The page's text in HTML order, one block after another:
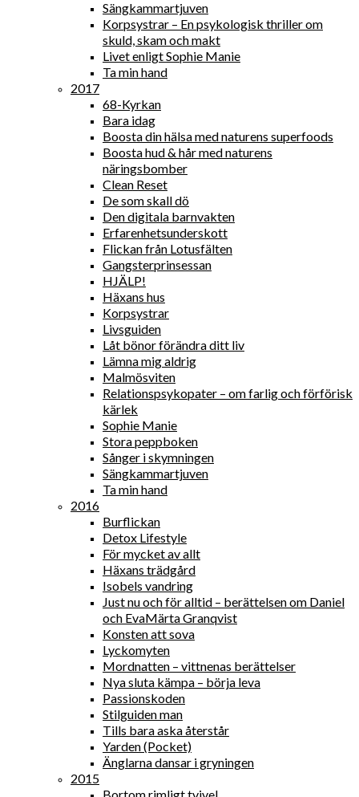
Sängkammartjuven
Korpsystrar – En psykologisk thriller om
skuld, skam och makt
Livet enligt Sophie Manie
Ta min hand
2017
68-Kyrkan
Bara idag
Boosta din hälsa med naturens superfoods
Boosta hud & hår med naturens
näringsbomber
Clean Reset
De som skall dö
Den digitala barnvakten
Erfarenhetsunderskott
Flickan från Lotusfälten
Gangsterprinsessan
HJÄLP!
Häxans hus
Korpsystrar
Livsguiden
Låt bönor förändra ditt liv
Lämna mig aldrig
Malmösviten
Relationspsykopater – om farlig och förförisk
kärlek
Sophie Manie
Stora peppboken
Sånger i skymningen
Sängkammartjuven
Ta min hand
2016
Burflickan
Detox Lifestyle
För mycket av allt
Häxans trädgård
Isobels vandring
Just nu och för alltid – berättelsen om Daniel
och EvaMärta Granqvist
Konsten att sova
Lyckomyten
Mordnatten – vittnenas berättelser
Nya sluta kämpa – börja leva
Passionskoden
Stilguiden man
Tills bara aska återstår
Yarden (Pocket)
Änglarna dansar i gryningen
2015